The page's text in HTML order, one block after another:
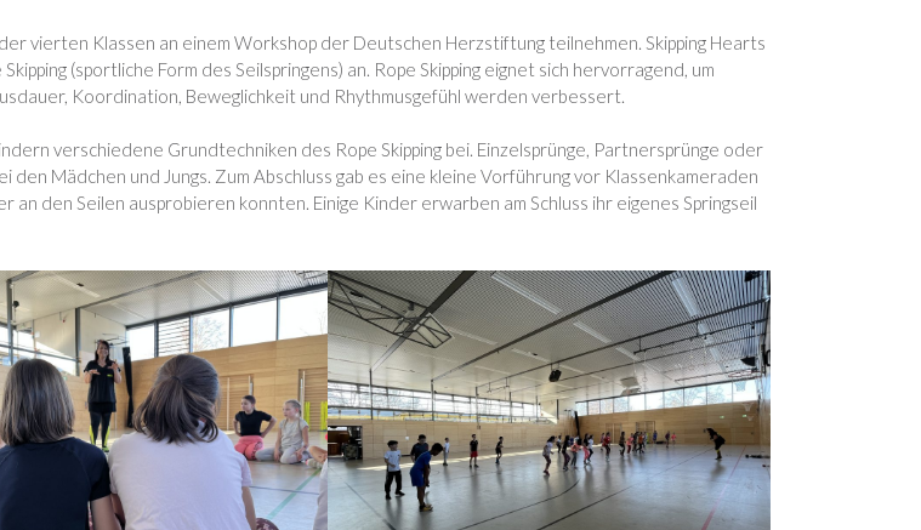
vierten Klassen an einem Workshop der Deutschen Herzstiftung teilnehmen. Skipping Hearts
(sportliche Form des Seilspringens) an. Rope Skipping eignet sich hervorragend, um
Koordination, Beweglichkeit und Rhythmusgefühl werden verbessert.
verschiedene Grundtechniken des Rope Skipping bei. Einzelsprünge, Partnersprünge oder
Mädchen und Jungs. Zum Abschluss gab es eine kleine Vorführung vor Klassenkameraden
den Seilen ausprobieren konnten. Einige Kinder erwarben am Schluss ihr eigenes Springseil